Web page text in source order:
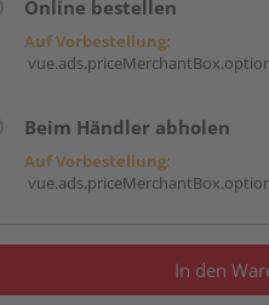
Online bestellen
Auf Vorbestellung:
Beim Händler abholen
Auf Vorbestellung:
In den